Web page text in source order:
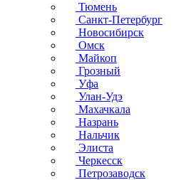
Тюмень
Санкт-Петербург
Новосибирск
Омск
Майкоп
Грозный
Уфа
Улан-Удэ
Махачкала
Назрань
Нальчик
Элиста
Черкесск
Петрозаводск